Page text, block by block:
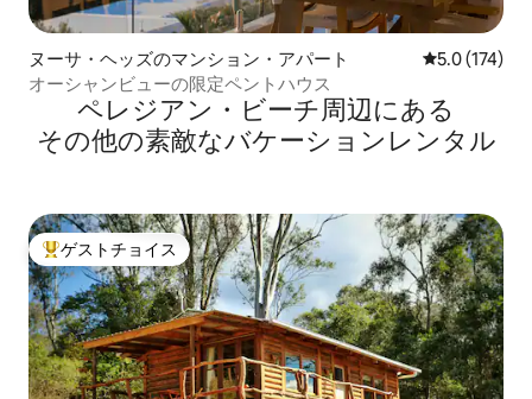
ヌーサ・ヘッズのマンション・アパート レビュー174
5.0 (174)
オーシャンビューの限定ペントハウス
ペレジアン・ビーチ⁠周⁠辺⁠に⁠あ⁠る
そ⁠の⁠他⁠の素⁠敵⁠なバ⁠ケ⁠ー⁠シ⁠ョ⁠ン⁠レ⁠ン⁠タ⁠ル
大好評のゲストチョイスです。
ゲストチョイス